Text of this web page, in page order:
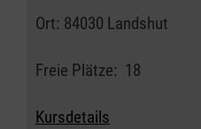
Ort: 84030 Landshut
Freie Plätze: 18
Kursdetails